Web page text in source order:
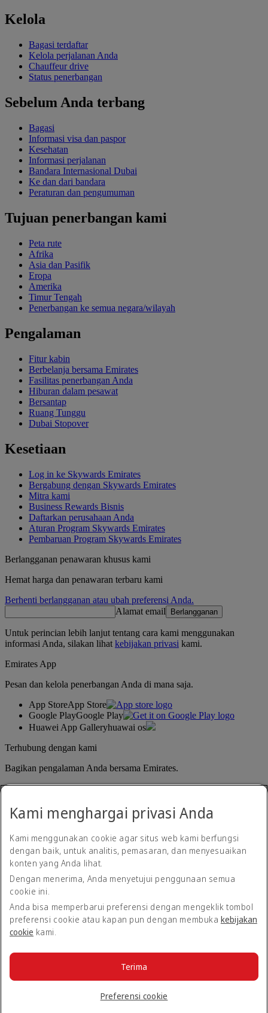
Kelola
Bagasi terdaftar
Kelola perjalanan Anda
Chauffeur drive
Status penerbangan
Sebelum Anda terbang
Bagasi
Informasi visa dan paspor
Kesehatan
Informasi perjalanan
Bandara Internasional Dubai
Ke dan dari bandara
Peraturan dan pengumuman
Tujuan penerbangan kami
Peta rute
Afrika
Asia dan Pasifik
Eropa
Amerika
Timur Tengah
Penerbangan ke semua negara/wilayah
Pengalaman
Fitur kabin
Berbelanja bersama Emirates
Fasilitas penerbangan Anda
Hiburan dalam pesawat
Bersantap
Ruang Tunggu
Dubai Stopover
Kesetiaan
Log in ke Skywards Emirates
Bergabung dengan Skywards Emirates
Mitra kami
Business Rewards Bisnis
Daftarkan perusahaan Anda
Aturan Program Skywards Emirates
Pembaruan Program Skywards Emirates
Berlangganan penawaran khusus kami
Hemat harga dan penawaran terbaru kami
Berhenti berlangganan atau ubah preferensi Anda.
Alamat email
Berlangganan
Untuk perincian lebih lanjut tentang cara kami menggunakan
informasi Anda, silakan lihat kebijakan privasi kami.
Emirates App
Pesan dan kelola penerbangan Anda di mana saja.
App StoreApp Store
Google PlayGoogle Play
Huawei App Galleryhuawai os
Terhubung dengan kami
Bagikan pengalaman Anda bersama Emirates.
Pernyataan aksesibilitas
Hubungi kami
Kebijakan privasi
Syarat dan ketentuan
Kebijakan Cookie
Keamanan siber
Pernyataan transparansi atas Undang-undang Perbudakan
© 2026 The Emirates Group. Hak Cipta Dilindungi Undang-
Kami menghargai privasi Anda
Kami menggunakan cookie agar situs web kami berfungsi
dengan baik, untuk analitis, pemasaran, dan menyesuaikan
konten yang Anda lihat.
Dengan menerima, Anda menyetujui penggunaan semua
cookie ini.
Anda bisa memperbarui preferensi dengan mengeklik tombol
preferensi cookie atau kapan pun dengan membuka kebijakan
cookie kami.
Preferensi cookie
Terima